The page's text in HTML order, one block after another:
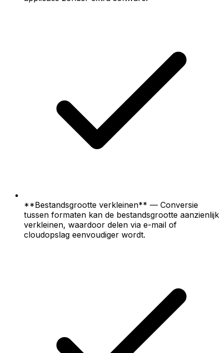
**Bestandsgrootte verkleinen** — Conversie
tussen formaten kan de bestandsgrootte aanzienlijk
verkleinen, waardoor delen via e-mail of
cloudopslag eenvoudiger wordt.